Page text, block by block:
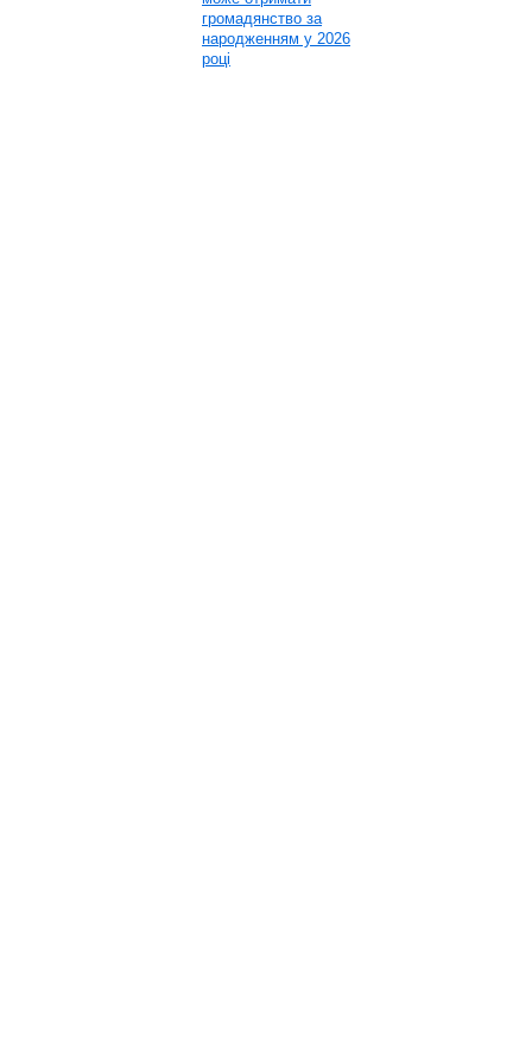
громадянство за
народженням у 2026
році